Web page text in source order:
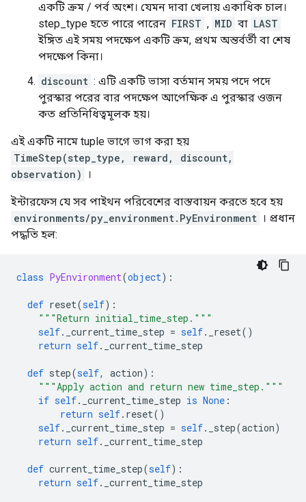
একটি ক্রম / পর্ব অংশ। যেমন দাবা খেলায় একাধিক চাল।
step_type হতে পারে পারেন FIRST , MID বা LAST
ইঙ্গিত এই সময় পদক্ষেপ একটি ক্রম, প্রথম অন্তর্বর্তী বা শেষ
পদক্ষেপ কিনা।
discount : এটি একটি ভাসা বর্তমান সময় পদে পদে
পুরস্কার পরের বার পদক্ষেপ আপেক্ষিক এ পুরস্কার ওজন
কত প্রতিনিধিত্বমূলক হয়।
এই একটি নামে tuple ভাগে ভাগ করা হয়
TimeStep(step_type, reward, discount,
observation)
।
ইন্টারফেস যে সব পাইথন পরিবেশের বাস্তবায়ন করতে হবে হয়
environments/py_environment.PyEnvironment । প্রধান
পদ্ধতি হল:
class PyEnvironment(object):
def reset(self):
"""Return initial_time_step."""
self. _current_time_step = self. _reset()
return self. _current_time_step
def step(self, action):
"""Apply action and return new time_step."""
if self. _current_time_step is None :
return self. reset()
self. _current_time_step = self. _step(action)
return self. _current_time_step
def current_time_step(self):
return self. _current_time_step